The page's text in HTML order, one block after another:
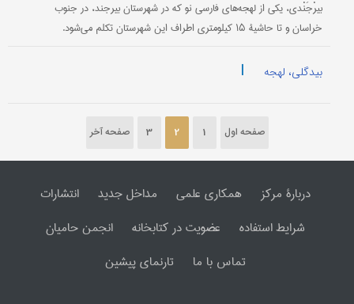
بیرْجَنْدی‌، یكی‌ از لهجه‌های‌ فارسی‌ نو كه‌ در شهرستان‌ بیرجند، در جنوب‌
خراسان‌ و تا حاشیۀ ۱۵ كیلومتری‌ اطراف‌ این‌ شهرستان‌ تكلم‌ می‌شود.
بیدگلی، لهجه |
صفحه اول 1
2
3 صفحه آخر
دربارۀ مرکز همکاری علمی مداخل جدید
انتشارات
شرایط استفاده
عضویت در کتابخانه
انجمن حامیان
تماس با ما
تارنمای پیشین